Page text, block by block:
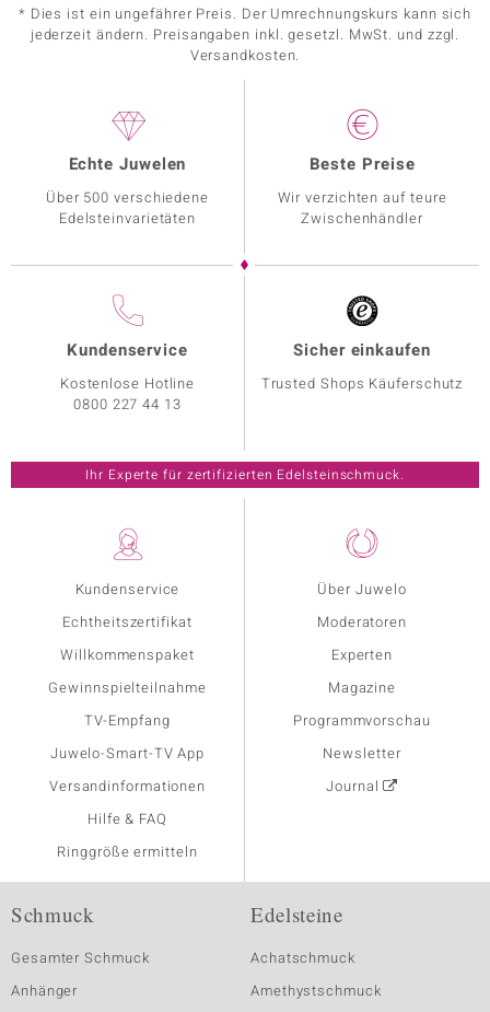
* Dies ist ein ungefährer Preis. Der Umrechnungskurs kann sich
jederzeit ändern. Preisangaben inkl. gesetzl. MwSt. und zzgl.
Versandkosten.
Kundenservice
Echtheitszertifikat
Willkommenspaket
Gewinnspielteilnahme
TV-Empfang
Juwelo-Smart-TV App
Versandinformationen
Hilfe & FAQ
Ringgröße ermitteln
Über Juwelo
Moderatoren
Experten
Magazine
Programmvorschau
Newsletter
Journal
Echte Juwelen
Über 500 verschiedene
Edelsteinvarietäten
Beste Preise
Wir verzichten auf teure
Zwischenhändler
Kundenservice
Kostenlose Hotline
0800 227 44 13
Sicher einkaufen
Trusted Shops Käuferschutz
Ihr Experte für zertifizierten Edelsteinschmuck.
Schmuck
Gesamter Schmuck
Anhänger
Edelsteine
Achatschmuck
Amethystschmuck